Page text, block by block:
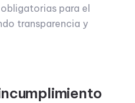
para el
transparencia y